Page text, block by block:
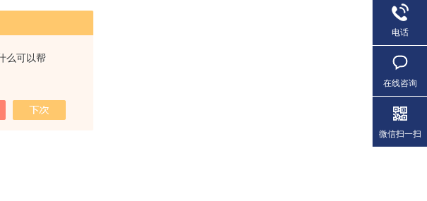
么可以帮
电话
在线咨询
微信扫一扫